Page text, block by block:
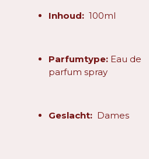
Inhoud:100ml
Parfumtype:Eau de
parfum spray
Geslacht:Dames